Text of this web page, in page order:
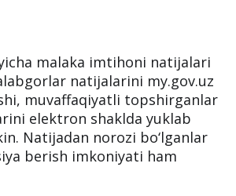
malaka imtihoni natijalari
natijalarini my.gov.uz
muvaffaqiyatli topshirganlar
elektron shaklda yuklab
Natijadan norozi bo‘lganlar
berish imkoniyati ham